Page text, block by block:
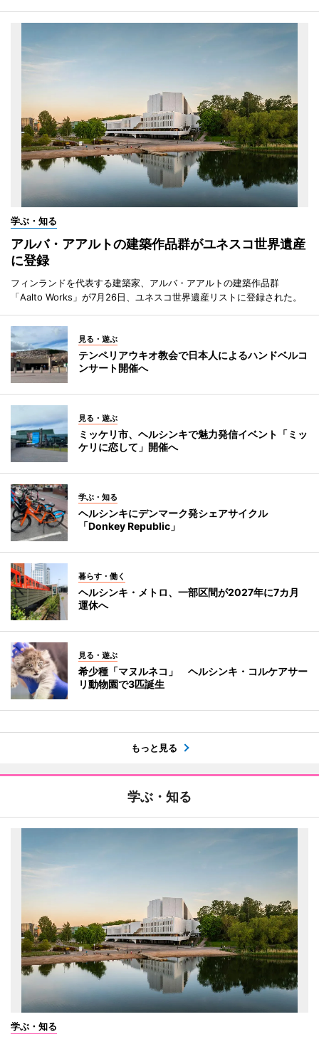
学ぶ・知る
アルバ・アアルトの建築作品群がユネスコ世界遺産
に登録
フィンランドを代表する建築家、アルバ・アアルトの建築作品群
「Aalto Works」が7月26日、ユネスコ世界遺産リストに登録された。
見る・遊ぶ
テンペリアウキオ教会で日本人によるハンドベルコ
ンサート開催へ
見る・遊ぶ
ミッケリ市、ヘルシンキで魅力発信イベント「ミッ
ケリに恋して」開催へ
学ぶ・知る
ヘルシンキにデンマーク発シェアサイクル
「Donkey Republic」
暮らす・働く
ヘルシンキ・メトロ、一部区間が2027年に7カ月
運休へ
見る・遊ぶ
希少種「マヌルネコ」 ヘルシンキ・コルケアサー
リ動物園で3匹誕生
もっと見る
学ぶ・知る
学ぶ・知る